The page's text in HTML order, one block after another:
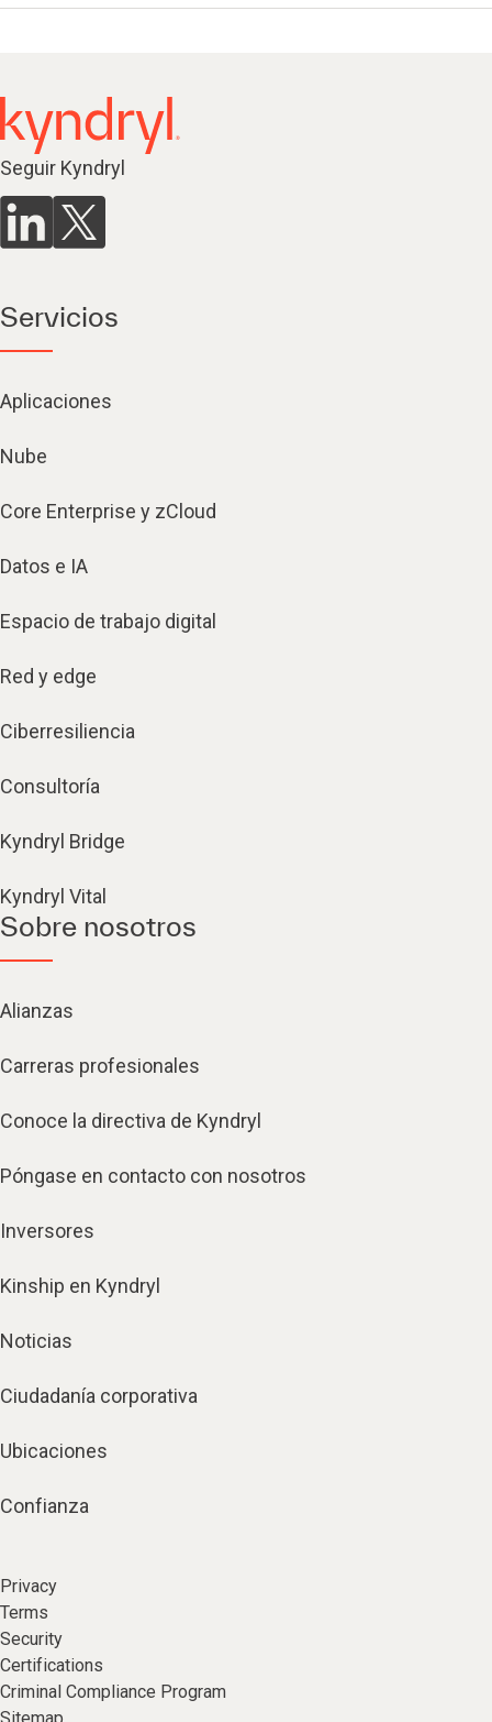
Seguir Kyndryl
Servicios
Aplicaciones
Nube
Core Enterprise y zCloud
Datos e IA
Espacio de trabajo digital
Red y edge
Ciberresiliencia
Consultoría
Kyndryl Bridge
Kyndryl Vital
Sobre nosotros
Alianzas
Carreras profesionales
Conoce la directiva de Kyndryl
Póngase en contacto con nosotros
Inversores
Kinship en Kyndryl
Noticias
Ciudadanía corporativa
Ubicaciones
Confianza
Privacy
Terms
Security
Certifications
Criminal Compliance Program